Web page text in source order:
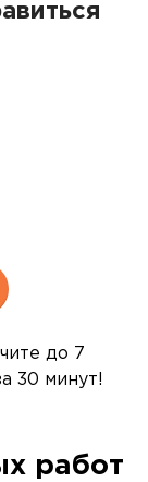
до 7
30 минут!
работ